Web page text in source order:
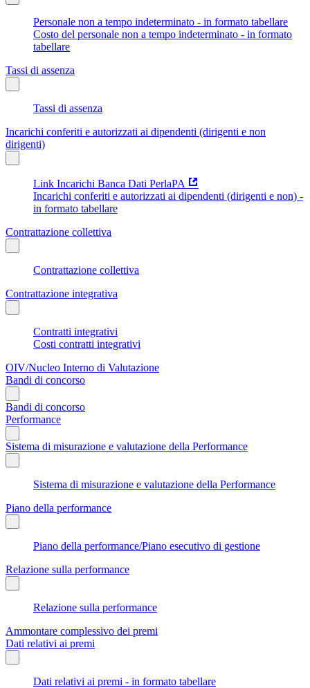
Personale non a tempo indeterminato - in formato tabellare
Costo del personale non a tempo indeterminato - in formato
tabellare
Tassi di assenza
Tassi di assenza
Incarichi conferiti e autorizzati ai dipendenti (dirigenti e non
dirigenti)
Link Incarichi Banca Dati PerlaPA
Incarichi conferiti e autorizzati ai dipendenti (dirigenti e non) -
in formato tabellare
Contrattazione collettiva
Contrattazione collettiva
Contrattazione integrativa
Contratti integrativi
Costi contratti integrativi
OIV/Nucleo Interno di Valutazione
Bandi di concorso
Bandi di concorso
Performance
Sistema di misurazione e valutazione della Performance
Sistema di misurazione e valutazione della Performance
Piano della performance
Piano della performance/Piano esecutivo di gestione
Relazione sulla performance
Relazione sulla performance
Ammontare complessivo dei premi
Dati relativi ai premi
Dati relativi ai premi - in formato tabellare